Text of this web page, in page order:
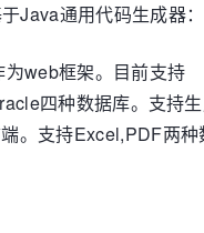
Java通用代码生成器
web框架。目前支持
四种数据库。支持
。支持Excel,PDF两